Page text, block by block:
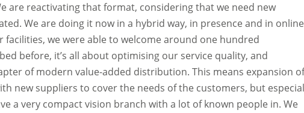
are reactivating that format, considering that we need new
We are doing it now in a hybrid way, in presence and in
facilities, we were able to welcome around one hundred
before, it’s all about optimising our service quality, and
of modern value-added distribution. This means expansion
new suppliers to cover the needs of the customers, but
a very compact vision branch with a lot of known people in. We